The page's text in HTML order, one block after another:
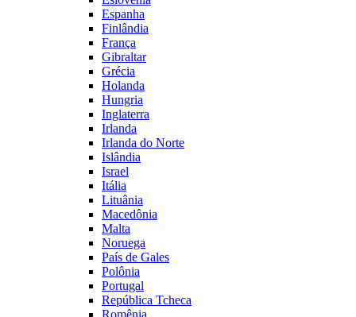
Espanha
Finlândia
França
Gibraltar
Grécia
Holanda
Hungria
Inglaterra
Irlanda
Irlanda do Norte
Islândia
Israel
Itália
Lituânia
Macedônia
Malta
Noruega
País de Gales
Polônia
Portugal
República Tcheca